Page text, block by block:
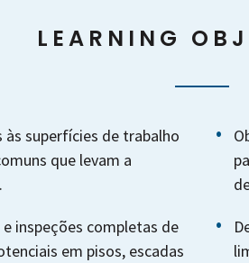
LEARNING
superfícies de trabalho
que levam a
inspeções completas de
em pisos, escadas